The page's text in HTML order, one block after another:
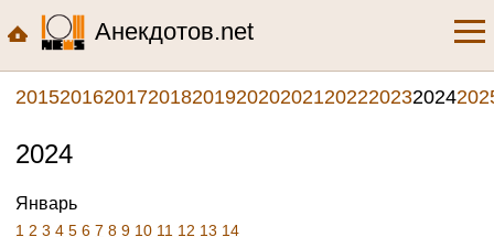
Анекдотов.net
2015201620172018201920202021202220232024
2024
Январь
1 2 3 4 5 6 7 8 9 10 11 12 13 14